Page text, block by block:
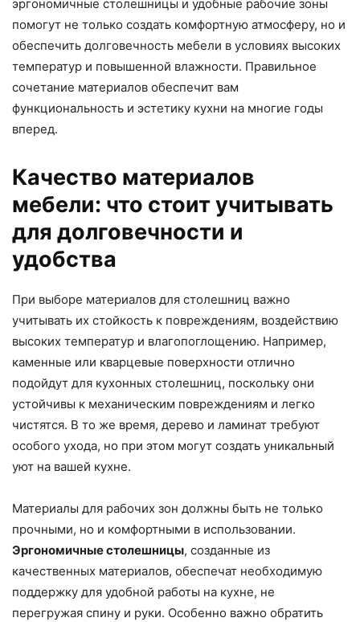
эргономичные столешницы и удобные рабочие зоны
помогут не только создать комфортную атмосферу, но и
обеспечить долговечность мебели в условиях высоких
температур и повышенной влажности. Правильное
сочетание материалов обеспечит вам
функциональность и эстетику кухни на многие годы
вперед.
Качество материалов
мебели: что стоит учитывать
для долговечности и
удобства
При выборе материалов для столешниц важно
учитывать их стойкость к повреждениям, воздействию
высоких температур и влагопоглощению. Например,
каменные или кварцевые поверхности отлично
подойдут для кухонных столешниц, поскольку они
устойчивы к механическим повреждениям и легко
чистятся. В то же время, дерево и ламинат требуют
особого ухода, но при этом могут создать уникальный
уют на вашей кухне.
Материалы для рабочих зон должны быть не только
прочными, но и комфортными в использовании.
Эргономичные столешницы, созданные из
качественных материалов, обеспечат необходимую
поддержку для удобной работы на кухне, не
перегружая спину и руки. Особенно важно обратить